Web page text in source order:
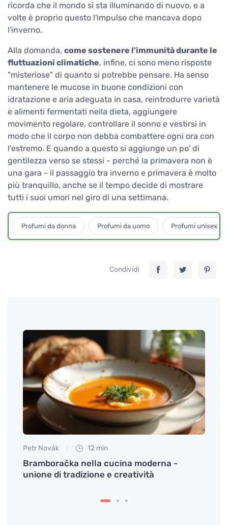
ricorda che il mondo si sta illuminando di nuovo, e a
volte è proprio questo l'impulso che mancava dopo
l'inverno.
Alla domanda, come sostenere l'immunità durante le
fluttuazioni climatiche, infine, ci sono meno risposte
"misteriose" di quanto si potrebbe pensare. Ha senso
mantenere le mucose in buone condizioni con
idratazione e aria adeguata in casa, reintrodurre varietà
e alimenti fermentati nella dieta, aggiungere
movimento regolare, controllare il sonno e vestirsi in
modo che il corpo non debba combattere ogni ora con
l'estremo. E quando a questo si aggiunge un po' di
gentilezza verso se stessi - perché la primavera non è
una gara - il passaggio tra inverno e primavera è molto
più tranquillo, anche se il tempo decide di mostrare
tutti i suoi umori nel giro di una settimana.
Profumi da donna Profumi da uomo Profumi unisex
Condividi
Petr Novák 12 min
Bramboračka nella cucina moderna -
unione di tradizione e creatività